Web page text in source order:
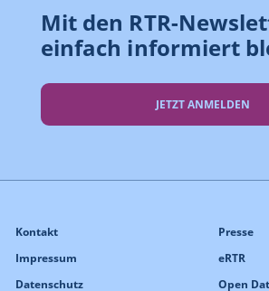
Mit den RTR-
einfach informiert
JETZT ANMELDEN
Kontakt
Impressum
Datenschutz
Presse
eRTR
Open